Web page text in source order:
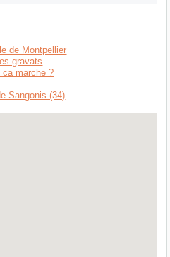
de Montpellier
gravats
ca marche ?
Sangonis (34)